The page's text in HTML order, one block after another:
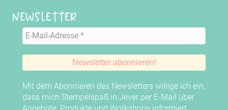
Newsletter
Mit dem Abonnieren des Newsletters willige ich ein,
dass mich Stempelspaß in Jever per E-Mail über